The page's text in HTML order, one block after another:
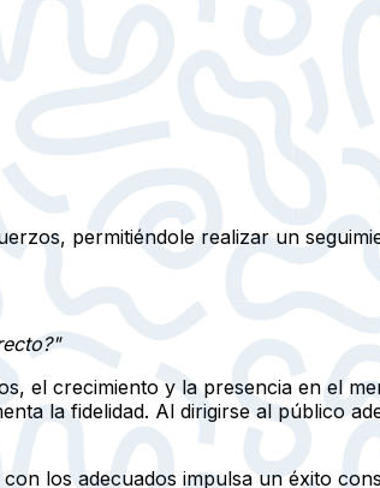
permitiéndole realizar un
el crecimiento y la presencia en el
la fidelidad. Al dirigirse al público
los adecuados impulsa un éxito